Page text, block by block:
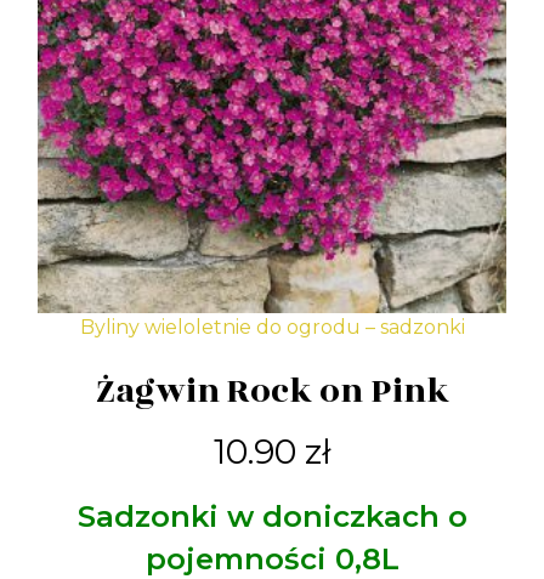
Byliny wieloletnie do ogrodu – sadzonki
Żagwin Rock on Pink
10.90 zł
Sadzonki w doniczkach o
pojemności 0,8L